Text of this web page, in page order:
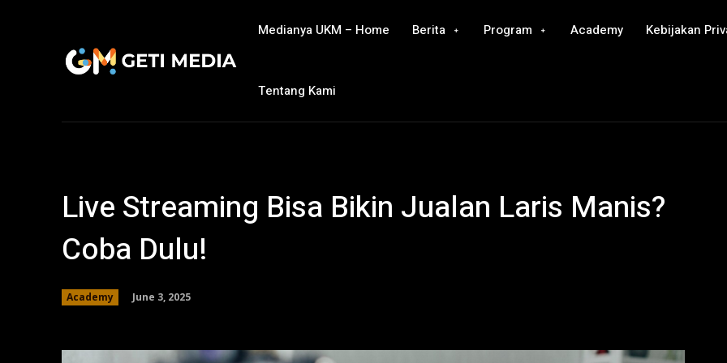
Medianya UKM – Home Berita Program Academy Kebijakan
Tentang Kami
Live Streaming Bisa Bikin Jualan Laris Manis?
Coba Dulu!
Academy June 3, 2025